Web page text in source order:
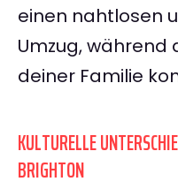
einen nahtlosen
Umzug, während
deiner Familie
KULTURELLE
BRIGHTON